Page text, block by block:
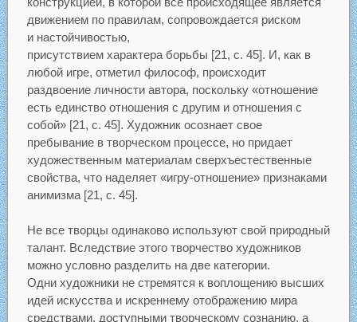
движением по правилам, сопровождается риском
и настойчивостью,
присутствием характера борьбы [21, с. 45]. И, как в
любой игре, отметил философ, происходит
раздвоение личности автора, поскольку «отношение
есть единство отношения с другим и отношения с
собой» [21, с. 45]. Художник осознает свое
пребывание в творческом процессе, но придает
художественным материалам сверхъестественные
свойства, что наделяет «игру-отношение» признаками
анимизма [21, с. 45].
Не все творцы одинаково используют свой природный
талант. Вследствие этого творчество художников
можно условно разделить на две категории.
Одни художники не стремятся к воплощению высших
идей искусства и искреннему отображению мира
средствами, доступными творческому сознанию, а